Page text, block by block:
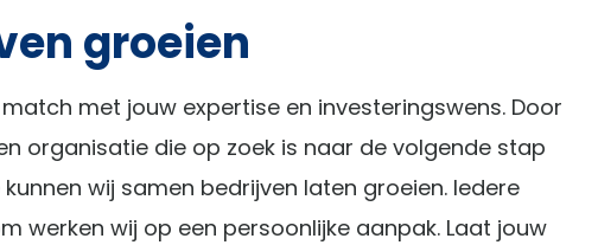
groeien
met jouw expertise en investeringswens. Door
organisatie die op zoek is naar de volgende stap
wij samen bedrijven laten groeien. Iedere
werken wij op een persoonlijke aanpak. Laat jouw